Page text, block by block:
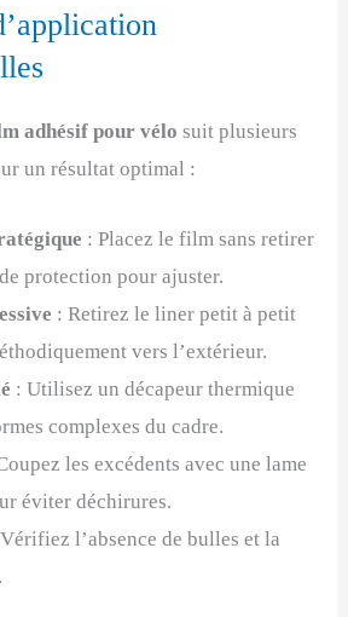
adhésif pour vélo suit plusieurs
un résultat optimal :
: Placez le film sans retirer
protection pour ajuster.
: Retirez le liner petit à petit
vers l’extérieur.
: Utilisez un décapeur thermique
complexes du cadre.
les excédents avec une lame
éviter déchirures.
l’absence de bulles et la